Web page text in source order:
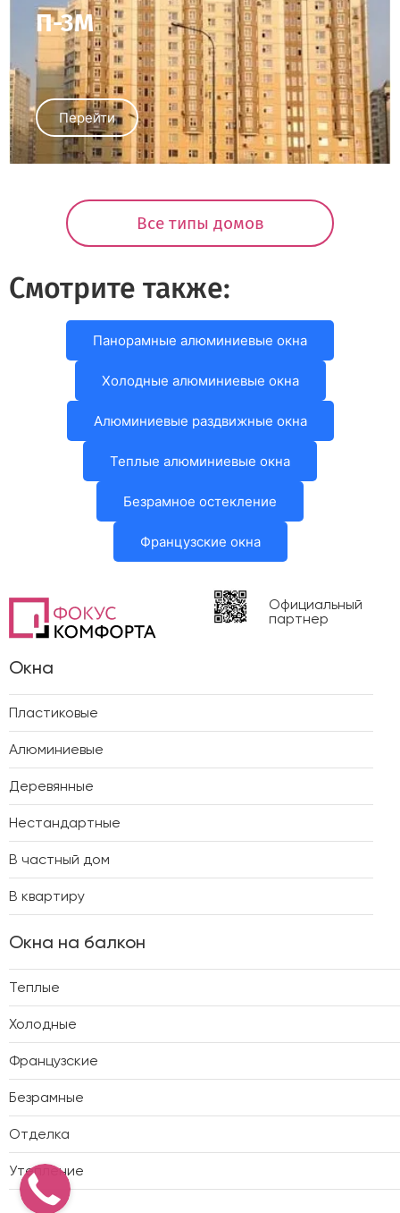
П-3М
Перейти
Все типы домов
Смотрите также:
Панорамные алюминиевые окна
Холодные алюминиевые окна
Алюминиевые раздвижные окна
Теплые алюминиевые окна
Безрамное остекление
Французские окна
Официальный
партнер
Окна
Пластиковые
Алюминиевые
Деревянные
Нестандартные
В частный дом
В квартиру
Окна на балкон
Теплые
Холодные
Французские
Безрамные
Отделка
Утепление